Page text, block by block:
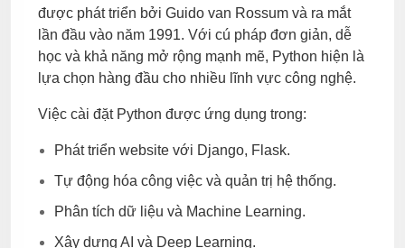
được phát triển bởi Guido van Rossum và ra mắt
lần đầu vào năm 1991. Với cú pháp đơn giản, dễ
học và khả năng mở rộng mạnh mẽ, Python hiện là
lựa chọn hàng đầu cho nhiều lĩnh vực công nghệ.
Việc cài đặt Python được ứng dụng trong:
Phát triển website với Django, Flask.
Tự động hóa công việc và quản trị hệ thống.
Phân tích dữ liệu và Machine Learning.
Xây dựng AI và Deep Learning.